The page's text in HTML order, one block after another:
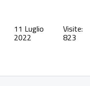
11 Luglio
2022
Visite:
823